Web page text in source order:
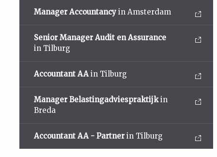
Manager Accountancy in Amsterdam
Senior Manager Audit en Assurance
in Tilburg
Accountant AAin Tilburg
Manager Belastingadviespraktijkin
Breda
Accountant AA - Partner in Tilburg